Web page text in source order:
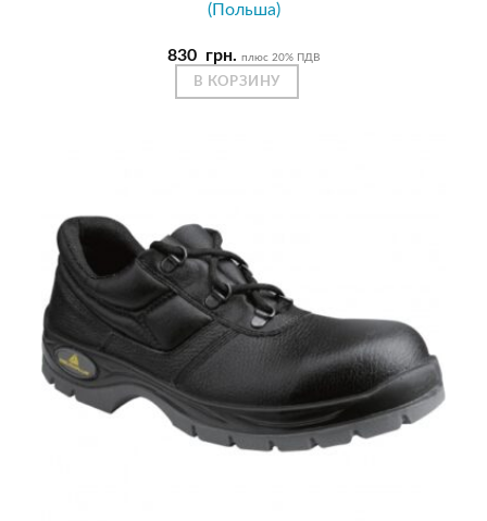
(Польша)
830 грн. плюс 20% ПДВ
В КОРЗИНУ